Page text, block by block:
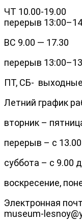
ЧТ 10.00-19.00
перерыв
ВС 9.00 — 17.30
перерыв
ПТ, СБ-
Летний график
вторник –
перерыв – с
суббота – с 9.00
воскресение,
Электронная
museum-